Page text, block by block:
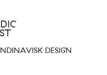
DESIGN